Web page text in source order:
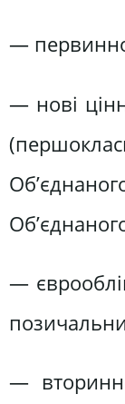
—
— нові
—
—